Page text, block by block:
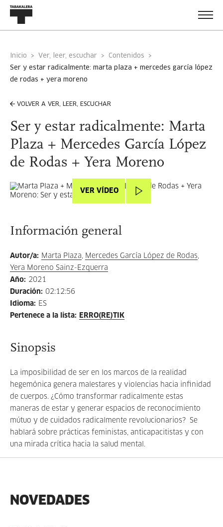
Inicio Ver, leer, escuchar
Contenidos
ser y estar radicalmente: marta plaza + mercedes garcía lópez
de rodas + yera moreno
VOLVER A VER, LEER, ESCUCHAR
Ser y estar radicalmente: Marta
Plaza + Mercedes García López
de Rodas + Yera Moreno
VER VÍDEO
Información general
Autor/a: Marta Plaza, Mercedes García López de Rodas,
Yera Moreno Sainz-Ezquerra
Año: 2021
Duración: 02:12:56
Idioma: ES
Pertenece a la lista: ERRO(RE)TIK
Sinopsis
La imposibilidad de ser en los marcos de la realidad
hegemónica genera malestares y violencias hacia infinidad
de cuerpos. ¿Cómo transformar radicalmente estas
maneras de estar y generar espacios de reconocimiento
mútuo y de cuidados radicalmente revolucionarios? Se
hablará sobre prácticas feministas, anticapacitistas y con
una mirada crítica hacia la salud mental.
NOVEDADES